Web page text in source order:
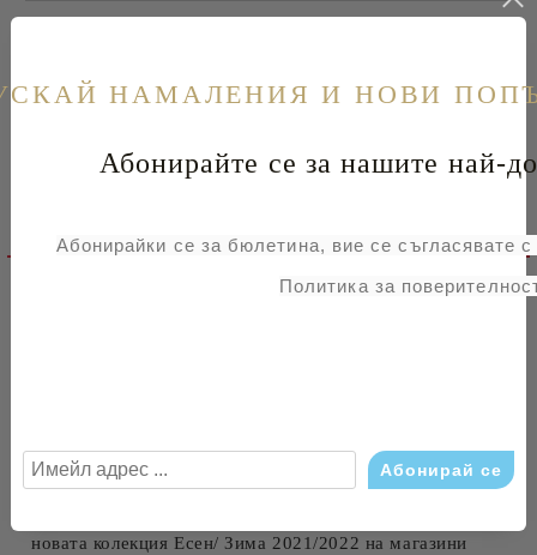
Оцени продукта
ходило, което ги прави още по-удобни. Доставете
лекота на ежедневието си, съчетана с най-актуалните
новата колекция Есен/ Зима 2021/2022 на магазини
НАМАЛЕНИЯ И НОВИ
Абонирайте се за нашите най-
Абонирайки се за бюлетина, вие се съгласявате
Политика за